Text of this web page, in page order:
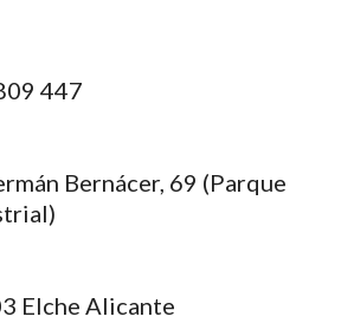
447
Bernácer, 69 (Parque
Elche Alicante